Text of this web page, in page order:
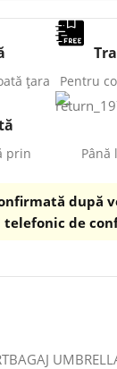
țara Pentru
prin
Până
după
de